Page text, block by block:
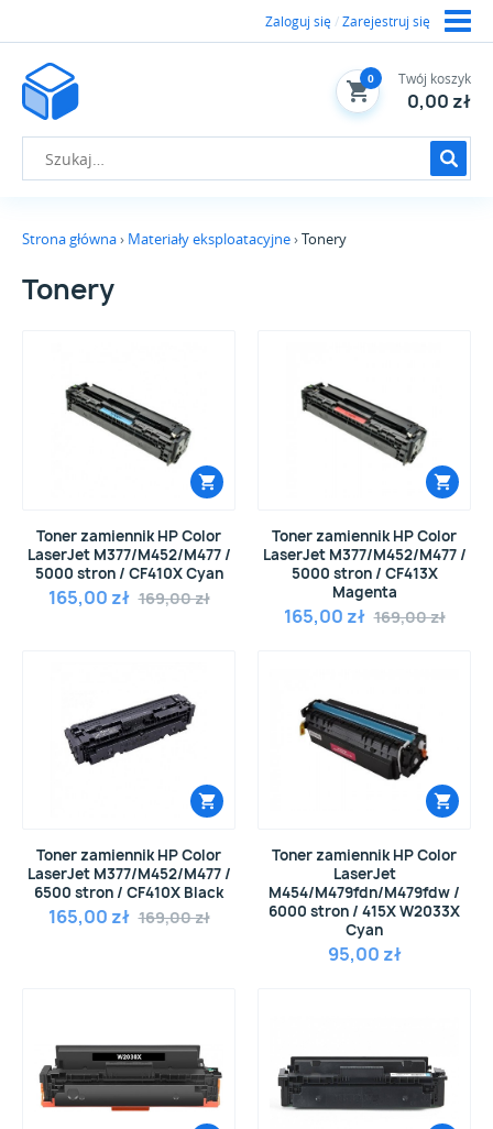
Zaloguj się /Zarejestruj się
0 Twój koszyk
0,00 zł
Strona główna Materiały eksploatacyjne Tonery
Tonery
Toner zamiennik HP Color
LaserJet M377/M452/M477 /
5000 stron / CF410X Cyan
165,00 zł 169,00 zł
Toner zamiennik HP Color
LaserJet M377/M452/M477 /
5000 stron / CF413X
Magenta
165,00 zł 169,00 zł
Toner zamiennik HP Color
LaserJet M377/M452/M477 /
6500 stron / CF410X Black
165,00 zł 169,00 zł
Toner zamiennik HP Color
LaserJet
M454/M479fdn/M479fdw /
6000 stron / 415X W2033X
Cyan
95,00 zł